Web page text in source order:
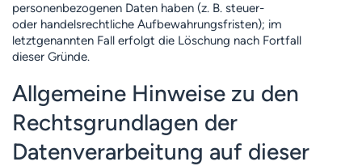
personenbezogenen Daten haben (z. B. steuer-
oder handelsrechtliche Aufbewahrungsfristen); im
letztgenannten Fall erfolgt die Löschung nach Fortfall
dieser Gründe.
Allgemeine Hinweise zu den
Rechtsgrundlagen der
Datenverarbeitung auf dieser